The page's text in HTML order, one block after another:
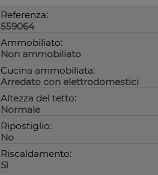
Referenza:
559064
Ammobiliato:
Non ammobiliato
Cucina ammobiliata:
Arredato con elettrodomestici
Altezza del tetto:
Normale
Ripostiglio:
No
Riscaldamento:
Sì